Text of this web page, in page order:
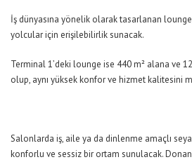
İş dünyasına yönelik olarak tasarlanan
yolcular için erişilebilirlik sunacak.
Terminal 1’deki lounge ise 440 m² alana ve
olup, aynı yüksek konfor ve hizmet kalitesini
Salonlarda iş, aile ya da dinlenme amaçlı
konforlu ve sessiz bir ortam sunulacak.